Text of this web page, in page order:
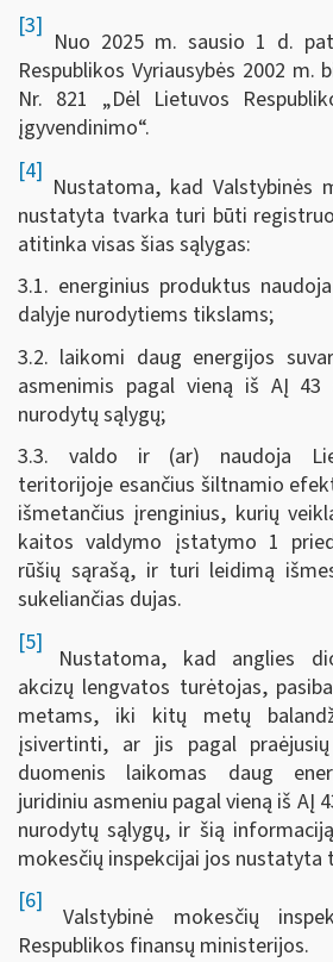
[3]
Nuo 2025 m. sausio 1 d.
Respublikos Vyriausybės 2002 m.
Nr. 821 „Dėl Lietuvos
įgyvendinimo“.
[4]
Nustatoma, kad Valstybinės
nustatyta tvarka turi būti
atitinka visas šias sąlygas:
3.1. energinius produktus
dalyje nurodytiems tikslams;
3.2. laikomi daug energijos
asmenimis pagal vieną iš AĮ 43
nurodytų sąlygų;
3.3. valdo ir (ar) naudoja
teritorijoje esančius šiltnamio
išmetančius įrenginius, kurių
kaitos valdymo įstatymo 1
rūšių sąrašą, ir turi leidimą
sukeliančias dujas.
[5]
Nustatoma, kad anglies
akcizų lengvatos turėtojas,
metams, iki kitų metų
įsivertinti, ar jis pagal
duomenis laikomas daug
juridiniu asmeniu pagal vieną iš AĮ
nurodytų sąlygų, ir šią
mokesčių inspekcijai jos nustatyta
[6]
Valstybinė mokesčių
Respublikos finansų ministerijos.